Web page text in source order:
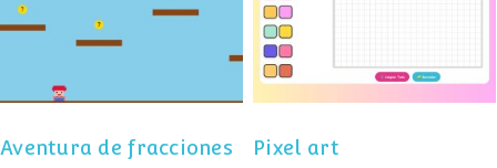
fracciones
Aventura de fracciones Pixel art